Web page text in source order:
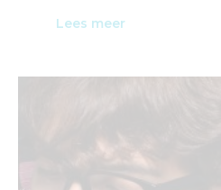
Lees meer